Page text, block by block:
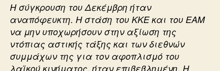
Η σύγκρουση του Δεκέμβρη ήταν
αναπόφευκτη. Η στάση του ΚΚΕ και του ΕΑΜ
να μην υποχωρήσουν στην αξίωση της
ντόπιας αστικής τάξης και των διεθνών
συμμάχων της για τον αφοπλισμό του
λαϊκού κινήματος, ήταν επιβεβλημένη. Η